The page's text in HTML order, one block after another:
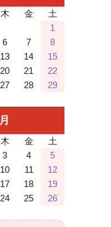
木 金
土
1
6 7
8
13 14
15
20 21
22
27 28
29
月
木 金
土
3 4
5
10 11
12
17 18
19
24 25
26